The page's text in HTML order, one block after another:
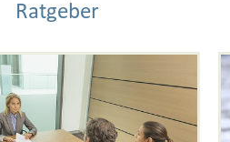
Ratgeber